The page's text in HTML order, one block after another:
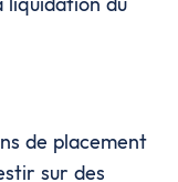
de placement
sur des